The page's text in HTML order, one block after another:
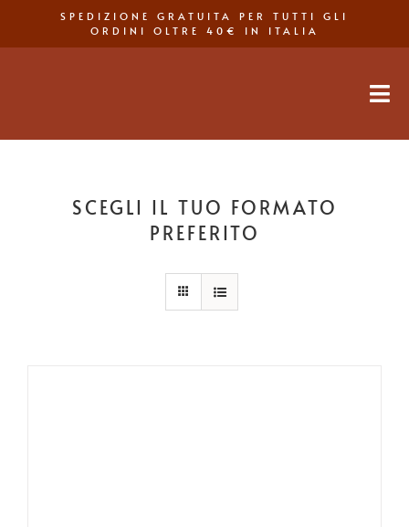
contenuto
SPEDIZIONE GRATUITA PER TUTTI GLI
ORDINI OLTRE 40€ IN ITALIA
SCEGLI IL TUO FORMATO
PREFERITO